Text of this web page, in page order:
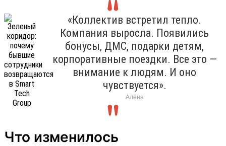
«Коллектив встретил тепло.
Компания выросла. Появились
бонусы, ДМС, подарки детям,
корпоративные поездки. Все это —
внимание к людям. И оно
чувствуется».
Алёна
Что изменилось